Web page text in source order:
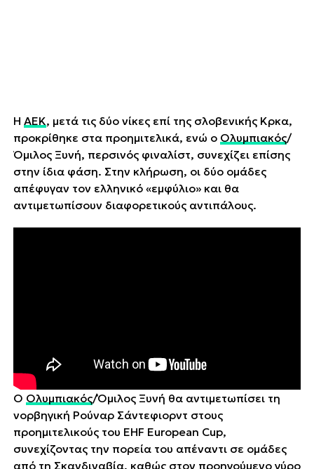
Η ΑΕΚ, μετά τις δύο νίκες επί της σλοβενικής Κρκα,
προκρίθηκε στα προημιτελικά, ενώ ο Ολυμπιακός/
Όμιλος Ξυνή, περσινός φιναλίστ, συνεχίζει επίσης
στην ίδια φάση. Στην κλήρωση, οι δύο ομάδες
απέφυγαν τον ελληνικό «εμφύλιο» και θα
αντιμετωπίσουν διαφορετικούς αντιπάλους.
Ο Ολυμπιακός/Όμιλος Ξυνή θα αντιμετωπίσει τη
νορβηγική Ρούναρ Σάντεφιορντ στους
προημιτελικούς του EHF European Cup,
συνεχίζοντας την πορεία του απέναντι σε ομάδες
από τη Σκανδιναβία, καθώς στον προηγούμενο γύρο